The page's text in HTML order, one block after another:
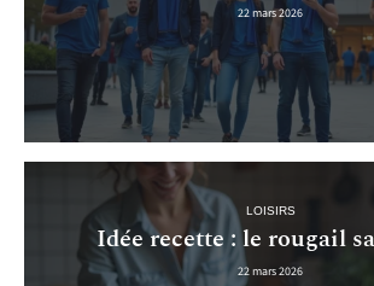
22 mars 2026
LOISIRS
Idée recette : le rougail
22 mars 2026